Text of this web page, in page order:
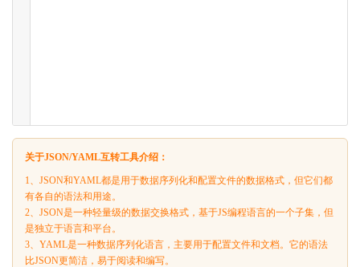
关于JSON/YAML互转工具介绍：
1、JSON和YAML都是用于数据序列化和配置文件的数据格式，但它们都
有各自的语法和用途。
2、JSON是一种轻量级的数据交换格式，基于JS编程语言的一个子集，但
是独立于语言和平台。
3、YAML是一种数据序列化语言，主要用于配置文件和文档。它的语法
比JSON更简洁，易于阅读和编写。